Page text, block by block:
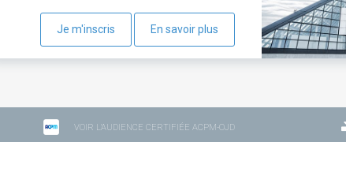
Je m'inscris En savoir plus
VOIR L'AUDIENCE CERTIFIÉE ACPM-OJD